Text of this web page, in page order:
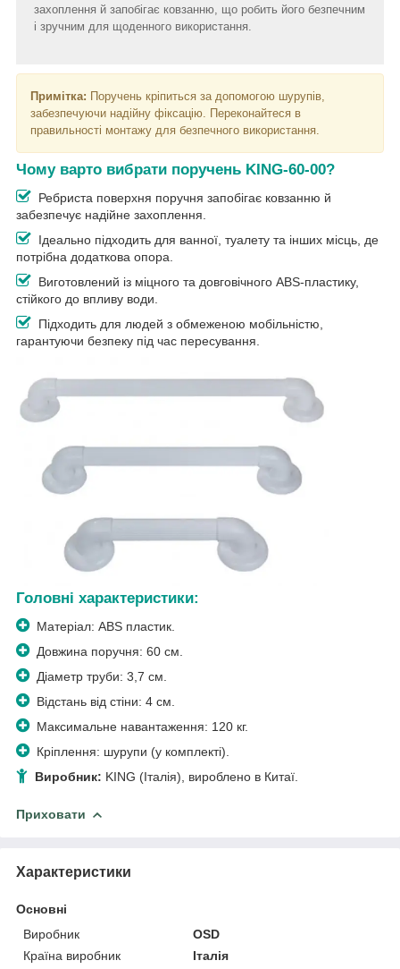
захоплення й запобігає ковзанню, що робить його безпечним
і зручним для щоденного використання.
Примітка: Поручень кріпиться за допомогою шурупів,
забезпечуючи надійну фіксацію. Переконайтеся в
правильності монтажу для безпечного використання.
Чому варто вибрати поручень KING-60-00?
Ребриста поверхня поручня запобігає ковзанню й
забезпечує надійне захоплення.
Ідеально підходить для ванної, туалету та інших місць, де
потрібна додаткова опора.
Виготовлений із міцного та довговічного ABS-пластику,
стійкого до впливу води.
Підходить для людей з обмеженою мобільністю,
гарантуючи безпеку під час пересування.
Головні характеристики:
Матеріал: ABS пластик.
Довжина поручня: 60 см.
Діаметр труби: 3,7 см.
Відстань від стіни: 4 см.
Максимальне навантаження: 120 кг.
Кріплення: шурупи (у комплекті).
Виробник: KING (Італія), вироблено в Китаї.
Приховати
Характеристики
Основні
Виробник
ОSD
Країна виробник
Італія